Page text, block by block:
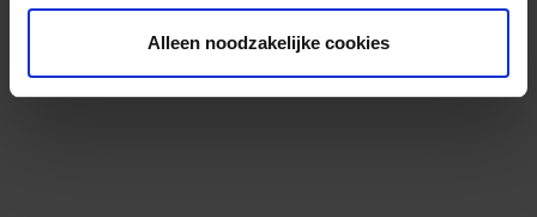
Alleen noodzakelijke cookies